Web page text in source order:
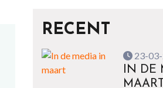
RECENT
23-
IN DE
MAART